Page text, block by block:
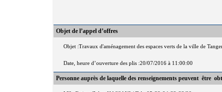
Objet de l’appel d’offres
Objet :Travaux d'aménagement des espaces verts de la ville de
Date, heure d’ouverture des plis :20/07/2016 à 11:00:00
Personne auprès de laquelle des renseignements peuvent être